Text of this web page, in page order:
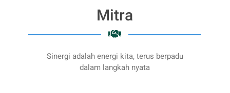
Mitra
Sinergi adalah energi kita, terus berpadu
dalam langkah nyata